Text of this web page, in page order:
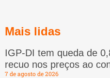
Mais lidas
IGP-DI tem queda de
recuo nos preços ao
7 de agosto de 2026